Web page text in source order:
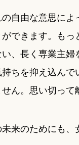
自由な意思に
できます。も
、長く専業主
ちを抑え込ん
ん。思い切って
来のためにも